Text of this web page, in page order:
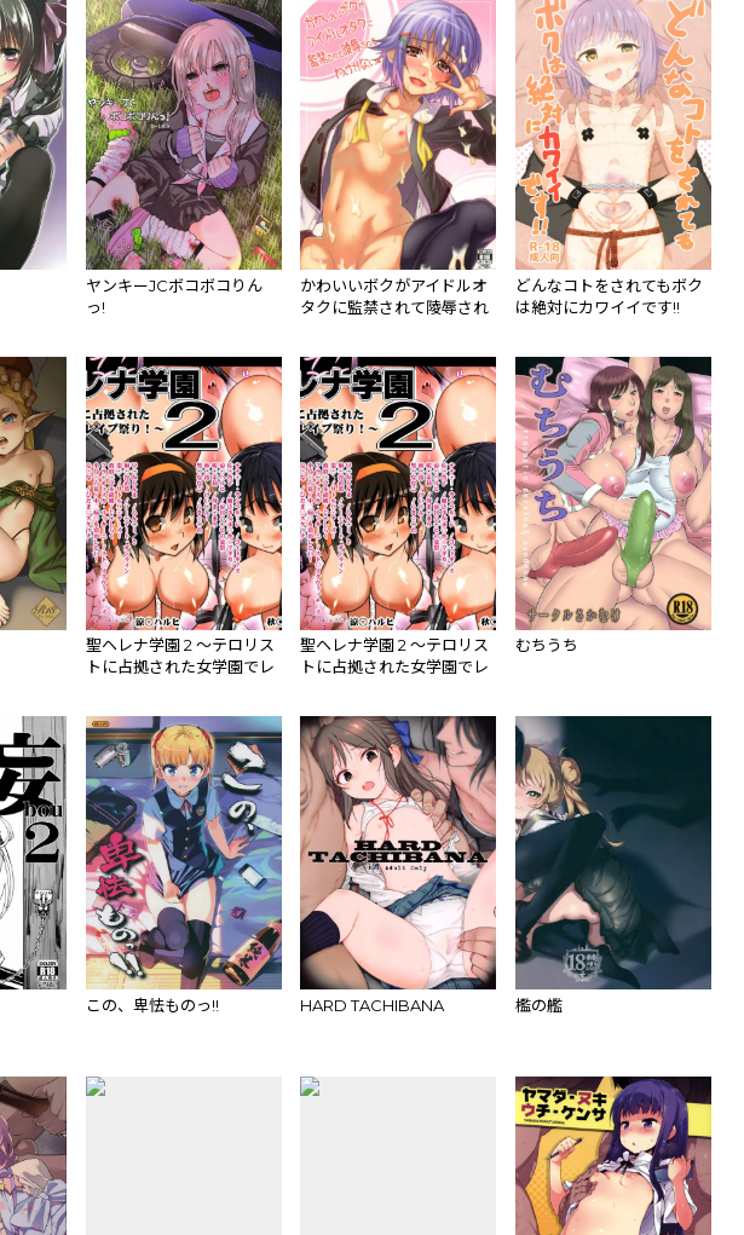
ヤンキーJCボコボコりん
っ!
かわいいボクがアイドルオ
タクに監禁されて陵辱され
どんなコトをされてもボク
は絶対にカワイイです!!
聖ヘレナ学園 2 ～テロリス
トに占拠された女学園でレ
聖ヘレナ学園 2 ～テロリス
トに占拠された女学園でレ
むちうち
この、卑怯ものっ!! HARD TACHIBANA 檻の艦